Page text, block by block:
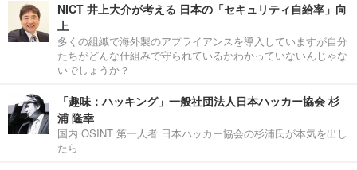
NICT 井上大介が考える 日本の「セキュリティ自給率」向
上
多くの組織で海外製のアプライアンスを導入していますが自分
たちがどんな仕組みで守られているかわかっていないんじゃな
いでしょうか？
「趣味：ハッキング」一般社団法人日本ハッカー協会 杉
浦 隆幸
国内 OSINT 第一人者 日本ハッカー協会の杉浦氏が本気を出し
たら